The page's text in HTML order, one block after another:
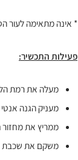
* אינה מתאימה לעור
פעילות התכשיר:
מעלה את רמת
מעניק הגנה
ממריץ את
משקם את שכבת